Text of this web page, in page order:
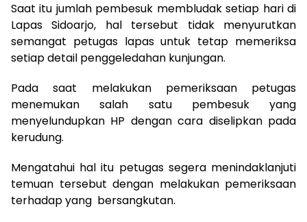
Saat itu jumlah pembesuk membludak setiap hari di
Lapas Sidoarjo, hal tersebut tidak menyurutkan
semangat petugas lapas untuk tetap memeriksa
setiap detail penggeledahan kunjungan.
Pada saat melakukan pemeriksaan petugas
menemukan salah satu pembesuk yang
menyelundupkan HP dengan cara diselipkan pada
kerudung.
Mengatahui hal itu petugas segera menindaklanjuti
temuan tersebut dengan melakukan pemeriksaan
terhadap yang bersangkutan.